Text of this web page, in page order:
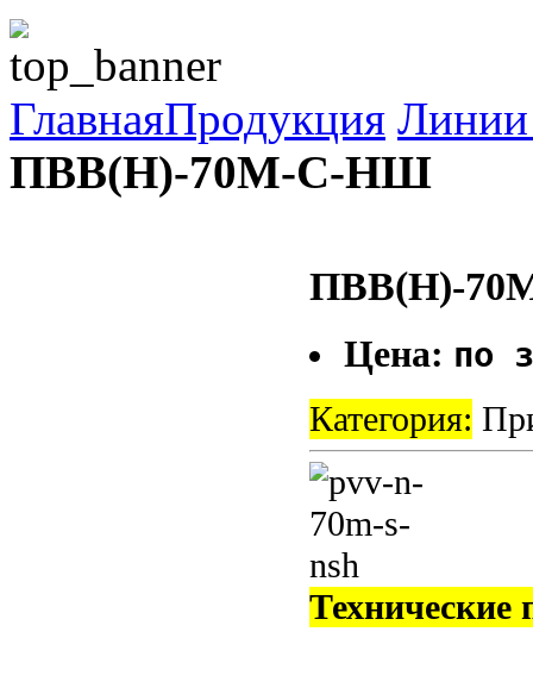
ГлавнаяПродукция Линии
ПВВ(Н)-70М-С-НШ
ПВВ(Н)-
Цена: по
Категория:
Технические